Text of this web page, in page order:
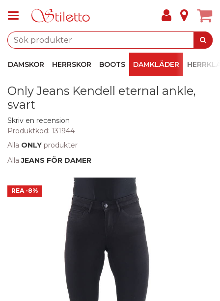
DAMSKOR HERRSKOR BOOTS DAMKLÄDER
Only Jeans Kendell eternal ankle,
svart
Skriv en recension
Produktkod: 131944
Alla ONLY produkter
AllaJEANS FÖR DAMER
REA -8%